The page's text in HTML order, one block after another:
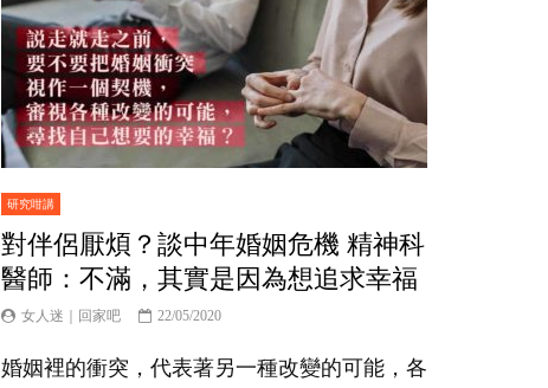
研究咁講
對伴侶厭煩？談中年婚姻危機 精神科
醫師：不滿，其實是因為想追求幸福
女人迷｜回家吧 22/05/2020
婚姻裡的衝突，代表著另一種改變的可能，各